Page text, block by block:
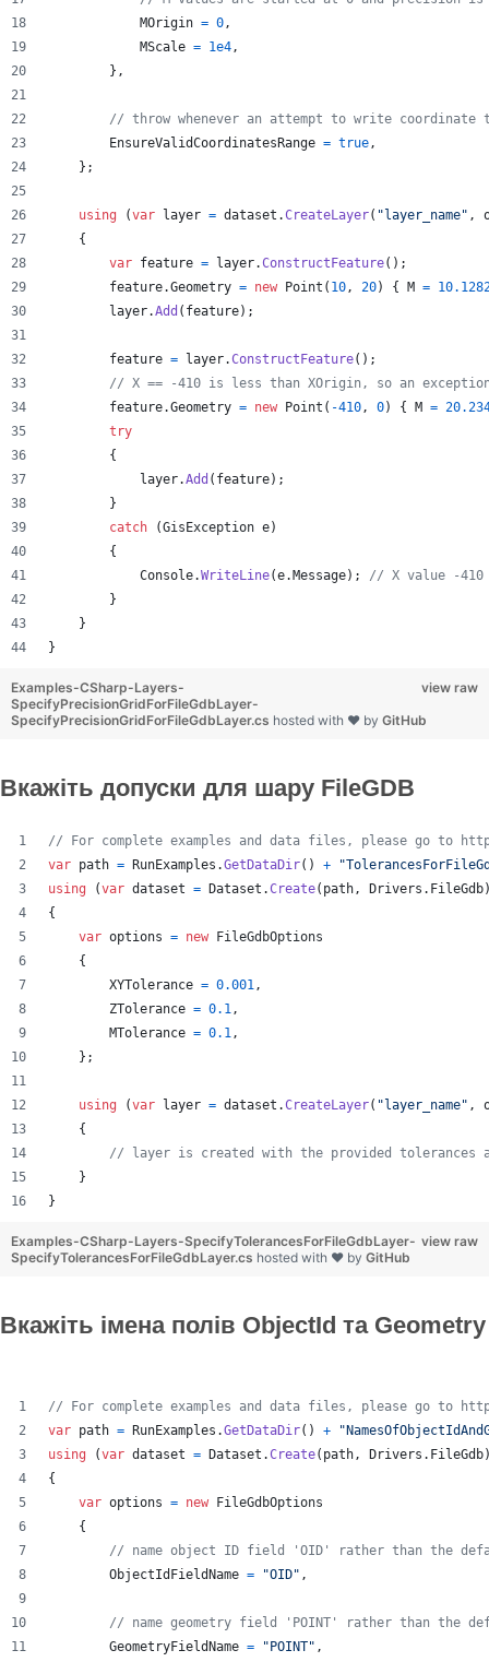
MOrigin = 0,
MScale = 1e4,
} ,
// throw whenever an attempt to write
EnsureValidCoordinatesRange = true,
} ;
using (var layer = dataset .CreateLayer( "layer_name" ,
{
var feature = layer.ConstructFeature( ) ;
feature.Geometry = new Point ( 10, 20) { M =
layer.Add ( feature) ;
feature = layer.ConstructFeature( ) ;
// X == -410 is less than XOrigin, so an
feature.Geometry = new Point ( -410, 0) { M =
try
{
layer.Add ( feature) ;
}
catch
(GisException e)
{
Console.WriteLine(e.Message) ;
// X value -
}
}
}
view raw
Examples-CSharp-Layers-
SpecifyPrecisionGridForFileGdbLayer-
SpecifyPrecisionGridForFileGdbLayer.cs hosted with ❤ by GitHub
Вкажіть допуски для шару FileGDB
// For complete examples and data files, please go to
var path = RunExamples .GetDataDir( ) +
using
(var dataset = Dataset .Create( path, Drivers . FileGdb
{
var options = new
FileGdbOptions
{
XYTolerance = 0.001,
ZTolerance = 0.1,
MTolerance = 0.1,
} ;
using (var layer = dataset .CreateLayer( "layer_name" ,
{
// layer is created with the provided tolerances
}
}
view raw
Examples-CSharp-Layers-SpecifyTolerancesForFileGdbLayer-
SpecifyTolerancesForFileGdbLayer.cs hosted with ❤ by GitHub
Вкажіть імена полів ObjectId та Geometry
// For complete examples and data files, please go to
var path = RunExamples .GetDataDir( ) +
using
(var dataset = Dataset .Create( path, Drivers . FileGdb
{
var options = new
FileGdbOptions
{
// name object ID field 'OID' rather than the
ObjectIdFieldName = "OID" ,
// name geometry field 'POINT' rather than the
GeometryFieldName = "POINT" ,